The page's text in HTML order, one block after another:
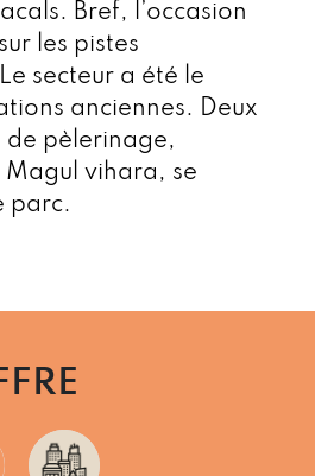
Bref, l’occasion
les pistes
secteur a été le
anciennes. Deux
de pèlerinage,
vihara, se
parc.